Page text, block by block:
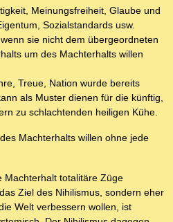
Meinungsfreiheit, Glaube und
Sozialstandards usw.
sie nicht dem übergeordneten
um des Machterhalts willen
Treue, Nation wurde bereits
als Muster dienen für die künftig,
zu schlachtenden heiligen Kühe.
Machterhalts willen ohne jede
Machterhalt totalitäre Züge
Ziel des Nihilismus, sondern eher
Welt verbessern wollen, ist